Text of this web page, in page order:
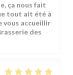
ça nous fait
tout ait été à
vous accueillir
des